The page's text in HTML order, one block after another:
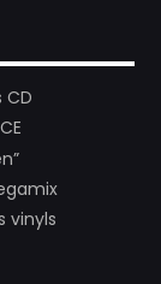
CD
vinyls